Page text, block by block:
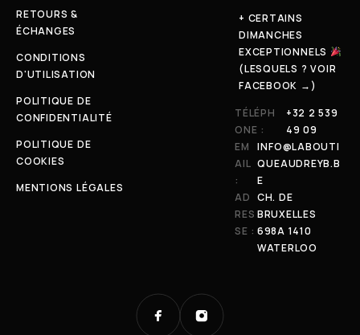
RETOURS &
ÉCHANGES
CONDITIONS
D'UTILISATION
POLITIQUE DE
CONFIDENTIALITÉ
POLITIQUE DE
COOKIES
MENTIONS LÉGALES
+ CERTAINS
DIMANCHES
EXCEPTIONNELS
(LESQUELS ? VOIR
FACEBOOK →)
TÉLÉPH
ONE :
+32 2 539
49 09
EM
AIL
:
INFO@LABOUTI
QUEAUDREYB.B
E
AD
RES
SE :
CH. DE
BRUXELLES
698A 1410
WATERLOO